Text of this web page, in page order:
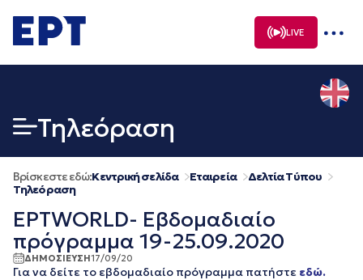
σε
περιεχόμενο
LIVE
Τηλεόραση
Βρίσκεστε εδώ:Κεντρική σελίδα Εταιρεία
Δελτία Τύπου
Τηλεόραση
ΕΡΤWORLD- Εβδομαδιαίο
πρόγραμμα 19-25.09.2020
ΔΗΜΟΣΙΕΥΣΗ17/09/20
Για να δείτε το εβδομαδιαίο πρόγραμμα πατήστε εδώ.